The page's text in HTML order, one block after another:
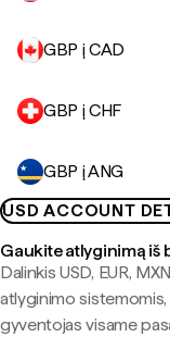
GBP į CAD
GBP į CHF
GBP į ANG
USD ACCOUNT
Gaukite atlyginimą iš
Dalinkis USD, EUR,
atlyginimo
gyventojas visame